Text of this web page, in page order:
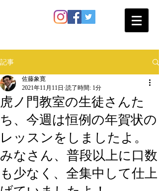
記事
虎ノ門教室の生徒さんた
ち、今週は恒例の年賀状の
レッスンをしましたよ。
みなさん、普段以上に口数
も少なく、全集中して仕上
佐藤象寛
2021年11月11日 読了時間: 1分